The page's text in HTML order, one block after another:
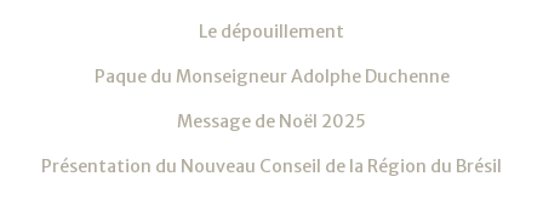
Le dépouillement
Paque du Monseigneur Adolphe Duchenne
Message de Noël 2025
Présentation du Nouveau Conseil de la Région du Brésil